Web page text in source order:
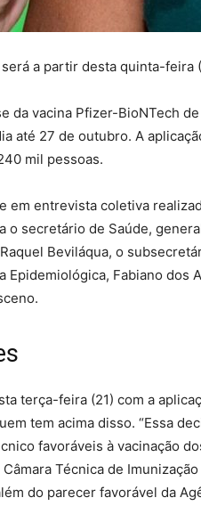
a partir desta quinta-feira
da vacina Pfizer-BioNTech
até 27 de outubro. A
mil pessoas.
em entrevista coletiva
secretário de Saúde,
Beviláqua, o
Epidemiológica, Fabiano dos
terça-feira (21) com a
tem acima disso. “Essa
favoráveis à vacinação
Técnica de
do parecer favorável da